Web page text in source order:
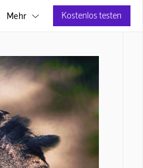
Mehr  Kostenlos testen